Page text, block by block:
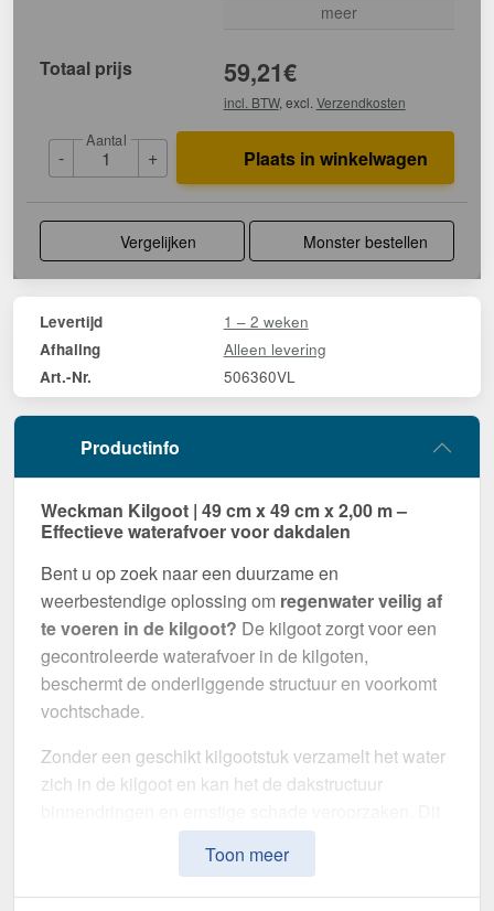
meer
Totaal prijs 59,21€
incl. BTW, excl. Verzendkosten
-
Aantal
+ Plaats in winkelwagen
Vergelijken Monster bestellen
Levertijd 1 – 2 weken
Afhaling Alleen levering
Art.-Nr. 506360VL
Productinfo
Weckman Kilgoot | 49 cm x 49 cm x 2,00 m –
Effectieve waterafvoer voor dakdalen
Bent u op zoek naar een duurzame en
weerbestendige oplossing om regenwater veilig af
te voeren in de kilgoot? De kilgoot zorgt voor een
gecontroleerde waterafvoer in de kilgoten,
beschermt de onderliggende structuur en voorkomt
vochtschade.
Zonder een geschikt kilgootstuk verzamelt het water
zich in de kilgoot en kan het de dakstructuur
kilgootstuk is speciaal ontwikkeld om
betrouwbare wijze af te voeren
lange termijn te beschermen. Het maakt indruk met
Toon meer